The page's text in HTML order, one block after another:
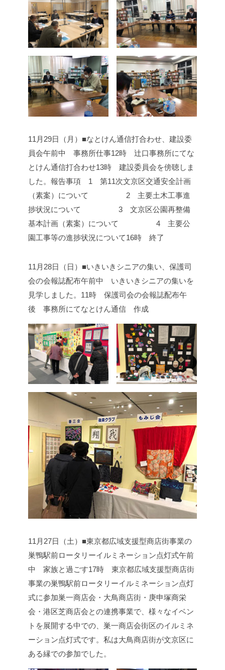
11月29日（月）■なとけん通信打合わせ、建設委
員会午前中 事務所仕事12時 辻口事務所にてな
とけん通信打合わせ13時 建設委員会を傍聴しま
した。 報告事項 1 第11次文京区交通安全計画
（素案）について
2 主要土木工事進
捗状況について
3 文京区公園再整備
基本計画（素案）について
4 主要公
園工事等の進捗状況について16時 終了
11月28日（日）■いきいきシニアの集い、保護司
会の会報誌配布午前中 いきいきシニアの集いを
見学しました。 11時 保護司会の会報誌配布午
後 事務所にてなとけん通信 作成
11月27日（土）■東京都広域支援型商店街事業の
巣鴨駅前ロータリーイルミネーション点灯式午前
中 家族と過ごす17時 東京都広域支援型商店街
事業の巣鴨駅前ロータリーイルミネーション点灯
式に参加巣一商店会・大鳥商店街・庚申塚商栄
会・港区芝商店会との連携事業で、様々なイベン
トを展開する中での、巣一商店会街区のイルミネ
ーション点灯式です。私は大鳥商店街が文京区に
ある縁での参加でした。